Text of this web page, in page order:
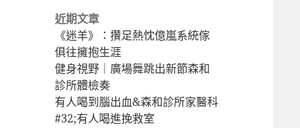
近期文章
《迷羊》：攢足熱忱億嵐系統傢
俱往擁抱生涯
健身視野｜廣場舞跳出新節森和
診所體檢奏
有人喝到腦出血&森和診所家醫科
#32;有人喝進挽救室